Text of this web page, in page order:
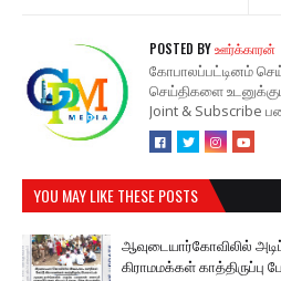
POSTED BYஊர்க்காரன்
கோபாலப்பட்டினம்
செய்திகளை
Joint & Subscribe
YOU MAY LIKE THESE POSTS
ஆவுடையார்கோவிலில்
கிராமமக்கள் காத்திருப்பு